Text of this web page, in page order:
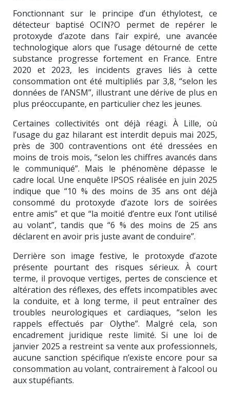
Fonctionnant sur le principe d’un éthylotest, ce
détecteur baptisé OCIN?O permet de repérer le
protoxyde d’azote dans l’air expiré, une avancée
technologique alors que l’usage détourné de cette
substance progresse fortement en France. Entre
2020 et 2023, les incidents graves liés à cette
consommation ont été multipliés par 3,8, “selon les
données de l’ANSM”, illustrant une dérive de plus en
plus préoccupante, en particulier chez les jeunes.
Certaines collectivités ont déjà réagi. À Lille, où
l’usage du gaz hilarant est interdit depuis mai 2025,
près de 300 contraventions ont été dressées en
moins de trois mois, “selon les chiffres avancés dans
le communiqué”. Mais le phénomène dépasse le
cadre local. Une enquête IPSOS réalisée en juin 2025
indique que “10 % des moins de 35 ans ont déjà
consommé du protoxyde d’azote lors de soirées
entre amis” et que “la moitié d’entre eux l’ont utilisé
au volant”, tandis que “6 % des moins de 25 ans
déclarent en avoir pris juste avant de conduire”.
Derrière son image festive, le protoxyde d’azote
présente pourtant des risques sérieux. À court
terme, il provoque vertiges, pertes de conscience et
altération des réflexes, des effets incompatibles avec
la conduite, et à long terme, il peut entraîner des
troubles neurologiques et cardiaques, “selon les
rappels effectués par Olythe”. Malgré cela, son
encadrement juridique reste limité. Si une loi de
janvier 2025 a restreint sa vente aux professionnels,
aucune sanction spécifique n’existe encore pour sa
consommation au volant, contrairement à l’alcool ou
aux stupéfiants.